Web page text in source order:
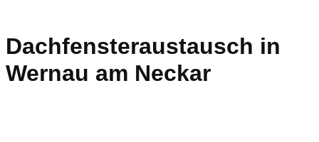
Dachfensteraustausch in
Wernau am Neckar